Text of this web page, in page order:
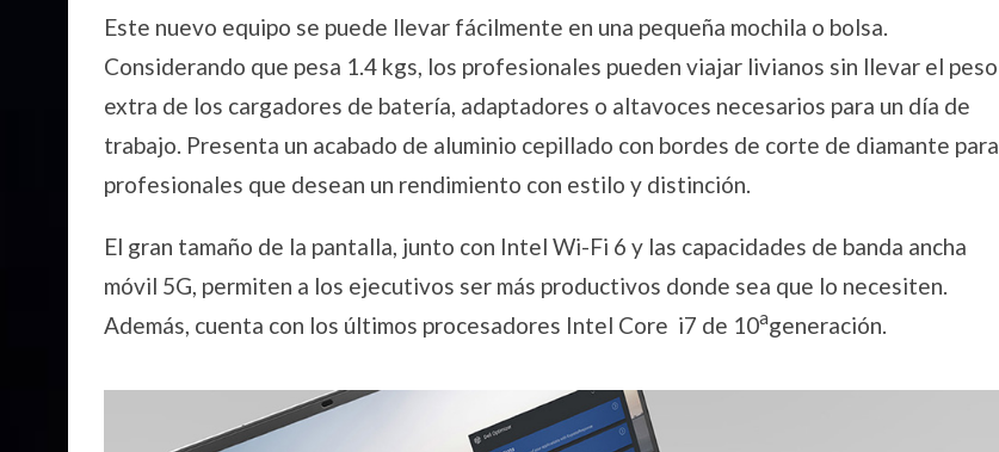
Este nuevo equipo se puede llevar fácilmente en una pequeña mochila o bolsa.
Considerando que pesa 1.4 kgs, los profesionales pueden viajar livianos sin llevar el peso
extra de los cargadores de batería, adaptadores o altavoces necesarios para un día de
trabajo. Presenta un acabado de aluminio cepillado con bordes de corte de diamante para
profesionales que desean un rendimiento con estilo y distinción.
El gran tamaño de la pantalla, junto con Intel Wi-Fi 6 y las capacidades de banda ancha
móvil 5G, permiten a los ejecutivos ser más productivos donde sea que lo necesiten.
Además, cuenta con los últimos procesadores Intel Core i7 de 10ageneración.